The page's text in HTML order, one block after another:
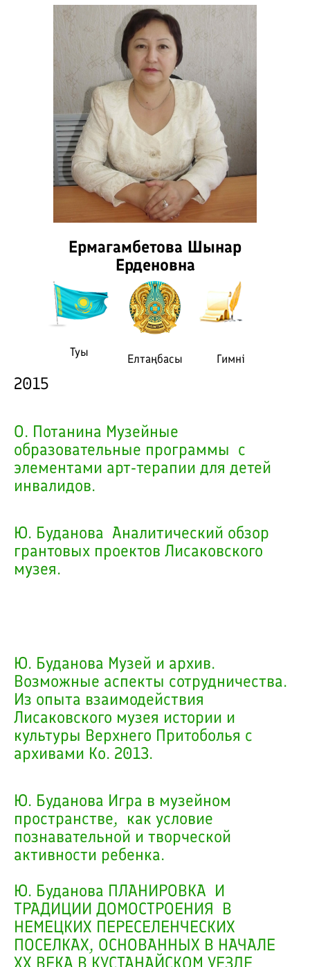
Ермагамбетова Шынар
Ерденовна
Туы Елтаңбасы Гимні
2015
О. Потанина Музейные
образовательные программы с
элементами арт-терапии для детей
инвалидов.
Ю. Буданова Аналитический обзор
грантовых проектов Лисаковского
музея.
Ю. Буданова Музей и архив.
Возможные аспекты сотрудничества.
Из опыта взаимодействия
Лисаковского музея истории и
культуры Верхнего Притоболья с
архивами Ко. 2013.
Ю. Буданова Игра в музейном
пространстве, как условие
познавательной и творческой
активности ребенка.
Ю. Буданова ПЛАНИРОВКА И
ТРАДИЦИИ ДОМОСТРОЕНИЯ В
НЕМЕЦКИХ ПЕРЕСЕЛЕНЧЕСКИХ
ПОСЕЛКАХ, ОСНОВАННЫХ В НАЧАЛЕ
ХХ ВЕКА В КУСТАНАЙСКОМ УЕЗДЕ